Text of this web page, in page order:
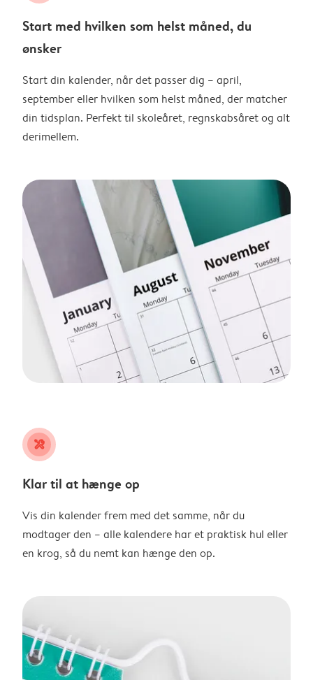
Start med hvilken som helst måned, du
ønsker
Start din kalender, når det passer dig – april,
september eller hvilken som helst måned, der matcher
din tidsplan. Perfekt til skoleåret, regnskabsåret og alt
derimellem.
tools
Klar til at hænge op
Vis din kalender frem med det samme, når du
modtager den – alle kalendere har et praktisk hul eller
en krog, så du nemt kan hænge den op.